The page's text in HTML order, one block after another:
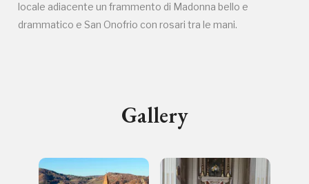
locale adiacente un frammento di Madonna bello e
drammatico e San Onofrio con rosari tra le mani.
Gallery
Storico campagne in questo
luogo